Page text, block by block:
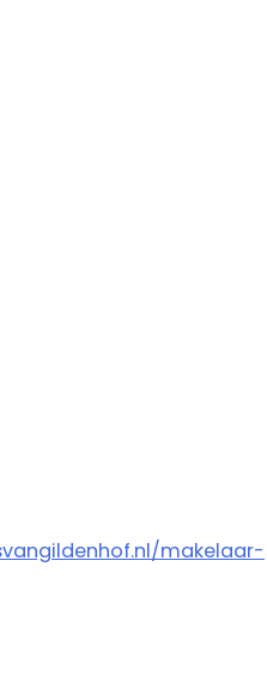
makelaar-